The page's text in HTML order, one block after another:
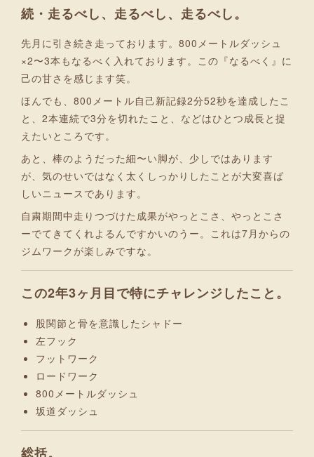
続・走るべし、走るべし、走るべし。
先月に引き続き走っております。800メートルダッシュ
×2〜3本もなるべく入れております。この『なるべく』に
己の甘さを感じます笑。
ほんでも、800メートル自己新記録2分52秒を達成したこ
と、2本連続で3分を切れたこと、などはひとつ成長と捉
えたいところです。
あと、棒のようだった細〜い脚が、少しではあります
が、気のせいではなく太くしっかりしたことが大変喜ば
しいニュースであります。
自粛期間中走りつづけた成果がやっとこさ、やっとこさ
ーでてきてくれよるんですかいのうー。これは7月からの
ジムワークが楽しみですな。
この2年3ヶ月目で特にチャレンジしたこと。
股関節と骨を意識したシャドー
左フック
フットワーク
ロードワーク
800メートルダッシュ
坂道ダッシュ
総括。